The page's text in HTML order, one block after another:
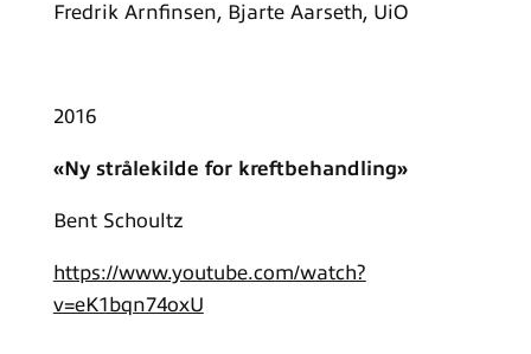
Fredrik Arnfinsen, Bjarte Aarseth, UiO
2016
«Ny strålekilde for kreftbehandling»
Bent Schoultz
https://www.youtube.com/watch?
v=eK1bqn74oxU